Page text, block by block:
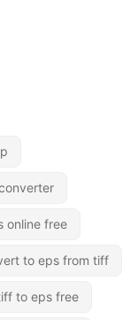
online free
to eps from tiff
to eps free